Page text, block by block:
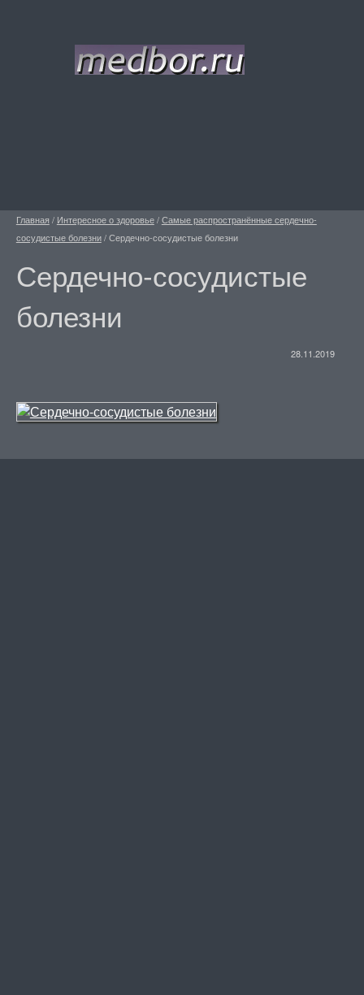
Главная / Интересное о здоровье/Самые распространённые сердечно-
сосудистые болезни/Сердечно-сосудистые болезни
Сердечно-сосудистые
болезни
28.11.2019